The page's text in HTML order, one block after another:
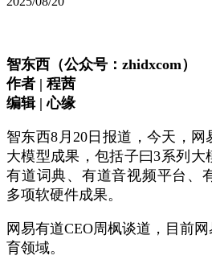
智东西（公众号：zhidxcom）
作者 | 程茜
编辑 | 心缘
智东西8月20日报道，今天，
大模型成果，包括子曰3系列
有道词典、有道音视频平台、
多项软硬件成果。
网易有道CEO周枫谈道，目前
育领域。